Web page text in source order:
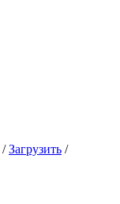
/Загрузить /